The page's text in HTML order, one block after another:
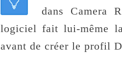
dans Camera
logiciel fait lui-même
avant de créer le profil